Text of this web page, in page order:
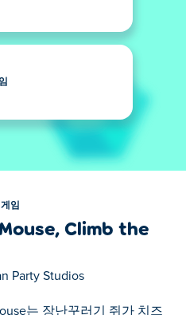
임
Climb the
Party Studios
는 장난꾸러기 쥐가 치즈